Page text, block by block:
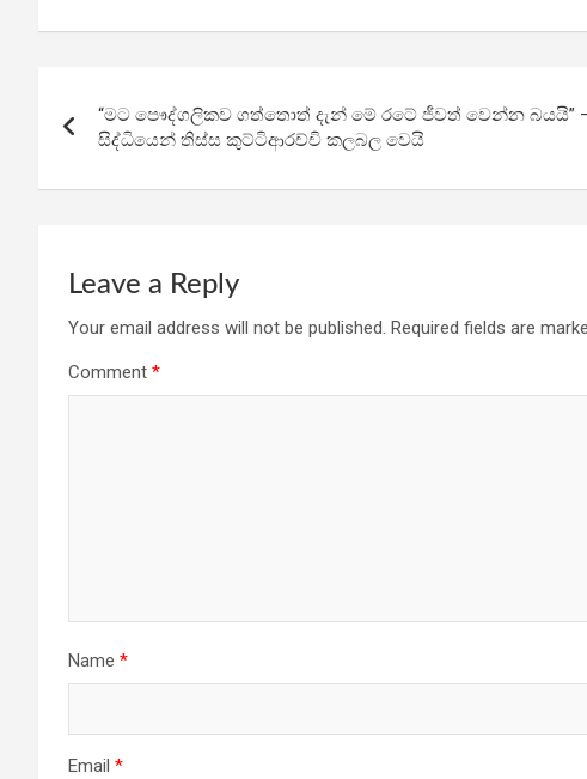
ce
o
o
k
tt at
A
p
p
e
a
m
ar
navigation
“මට පෞද්ගලිකව ගත්තොත් දැන් මේ රටේ ජීවත් වෙන්න බයයි”
සිද්ධියෙන් තිස්ස කුට්ටිආරච්චි කලබල වෙයි
Leave a Reply
Your email address will not be published. Required fields are
Comment *
Name *
Email *